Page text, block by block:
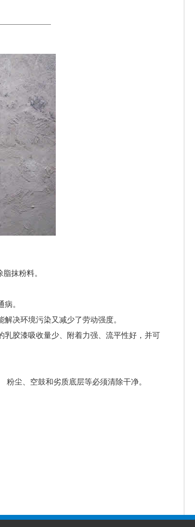
抹粉料。
。
决环境污染又减少了劳动强度。
胶漆吸收量少、附着力强、流平性好，并可
尘、空鼓和劣质底层等必须清除干净。